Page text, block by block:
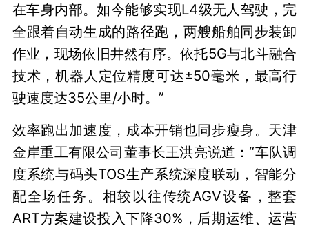
在车身内部。如今能够实现L4级无人驾驶，完
全跟着自动生成的路径跑，两艘船舶同步装卸
作业，现场依旧井然有序。依托5G与北斗融合
技术，机器人定位精度可达±50毫米，最高行
驶速度达35公里/小时。”
效率跑出加速度，成本开销也同步瘦身。天津
金岸重工有限公司董事长王洪亮说道：“车队调
度系统与码头TOS生产系统深度联动，智能分
配全场任务。相较以往传统AGV设备，整套
ART方案建设投入下降30%，后期运维、运营